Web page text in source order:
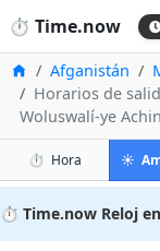
⏱️ Time.now
InicioAfganistán
Horarios de
Woluswalí-ye Achin
⏱️ Horaen Markaz-e
☀️
⏱️ Time.now Reloj